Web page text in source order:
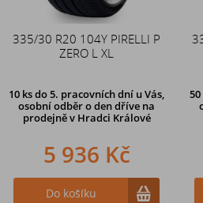
335/30 R20 104Y PIRELLI P
ZERO L XL
10 ksdo 5. pracovních dní u Vás,
osobní odběr o den dříve na
prodejněv Hradci Králové
5 936 Kč
Do košíku
50